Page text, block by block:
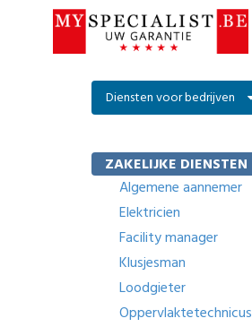
Diensten voor bedrijven
ZAKELIJKE DIENSTEN
Algemene aannemer
Elektricien
Facility manager
Klusjesman
Loodgieter
Oppervlaktetechnicus